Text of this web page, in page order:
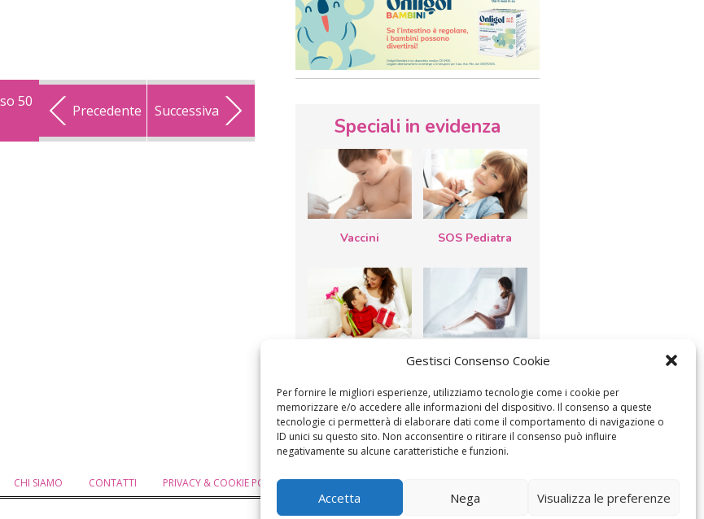
Gestisci Consenso Cookie
Per fornire le migliori esperienze, utilizziamo tecnologie come i cookie per
memorizzare e/o accedere alle informazioni del dispositivo. Il consenso a queste
tecnologie ci permetterà di elaborare dati come il comportamento di navigazione o
ID unici su questo sito. Non acconsentire o ritirare il consenso può influire
negativamente su alcune caratteristiche e funzioni.
Accetta Nega Visualizza le preferenze
50
Precedente Successiva
Speciali in evidenza
Vaccini SOS Pediatra
mamma: lavoretti,
filastrocche
Le settimane di
gravidanza
CHI SIAMO CONTATTI PRIVACY & COOKIE POLICY MODIFICA IL CONSENSO